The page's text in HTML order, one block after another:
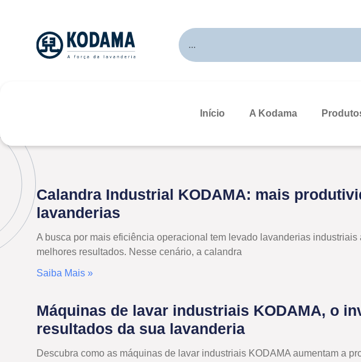
Início A Kodama
Calandra Industrial KODAMA: mais
lavanderias
A busca por mais eficiência operacional tem levado lavanderias
melhores resultados. Nesse cenário, a calandra
Saiba Mais »
Máquinas de lavar industriais KODAMA, o
resultados da sua lavanderia
Descubra como as máquinas de lavar industriais KODAMA aumentam a